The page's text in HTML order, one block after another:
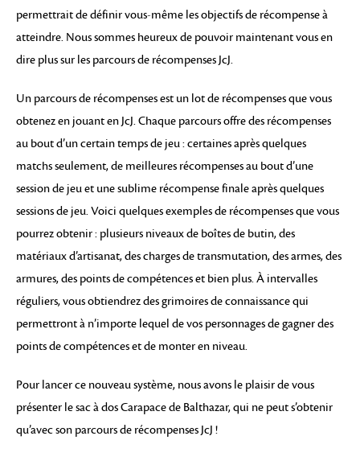
permettrait de définir vous-même les objectifs de récompense à
atteindre. Nous sommes heureux de pouvoir maintenant vous en
dire plus sur les parcours de récompenses JcJ.
Un parcours de récompenses est un lot de récompenses que vous
obtenez en jouant en JcJ. Chaque parcours offre des récompenses
au bout d’un certain temps de jeu : certaines après quelques
matchs seulement, de meilleures récompenses au bout d’une
session de jeu et une sublime récompense finale après quelques
sessions de jeu. Voici quelques exemples de récompenses que vous
pourrez obtenir : plusieurs niveaux de boîtes de butin, des
matériaux d’artisanat, des charges de transmutation, des armes, des
armures, des points de compétences et bien plus. À intervalles
réguliers, vous obtiendrez des grimoires de connaissance qui
permettront à n’importe lequel de vos personnages de gagner des
points de compétences et de monter en niveau.
Pour lancer ce nouveau système, nous avons le plaisir de vous
présenter le sac à dos Carapace de Balthazar, qui ne peut s’obtenir
qu’avec son parcours de récompenses JcJ !